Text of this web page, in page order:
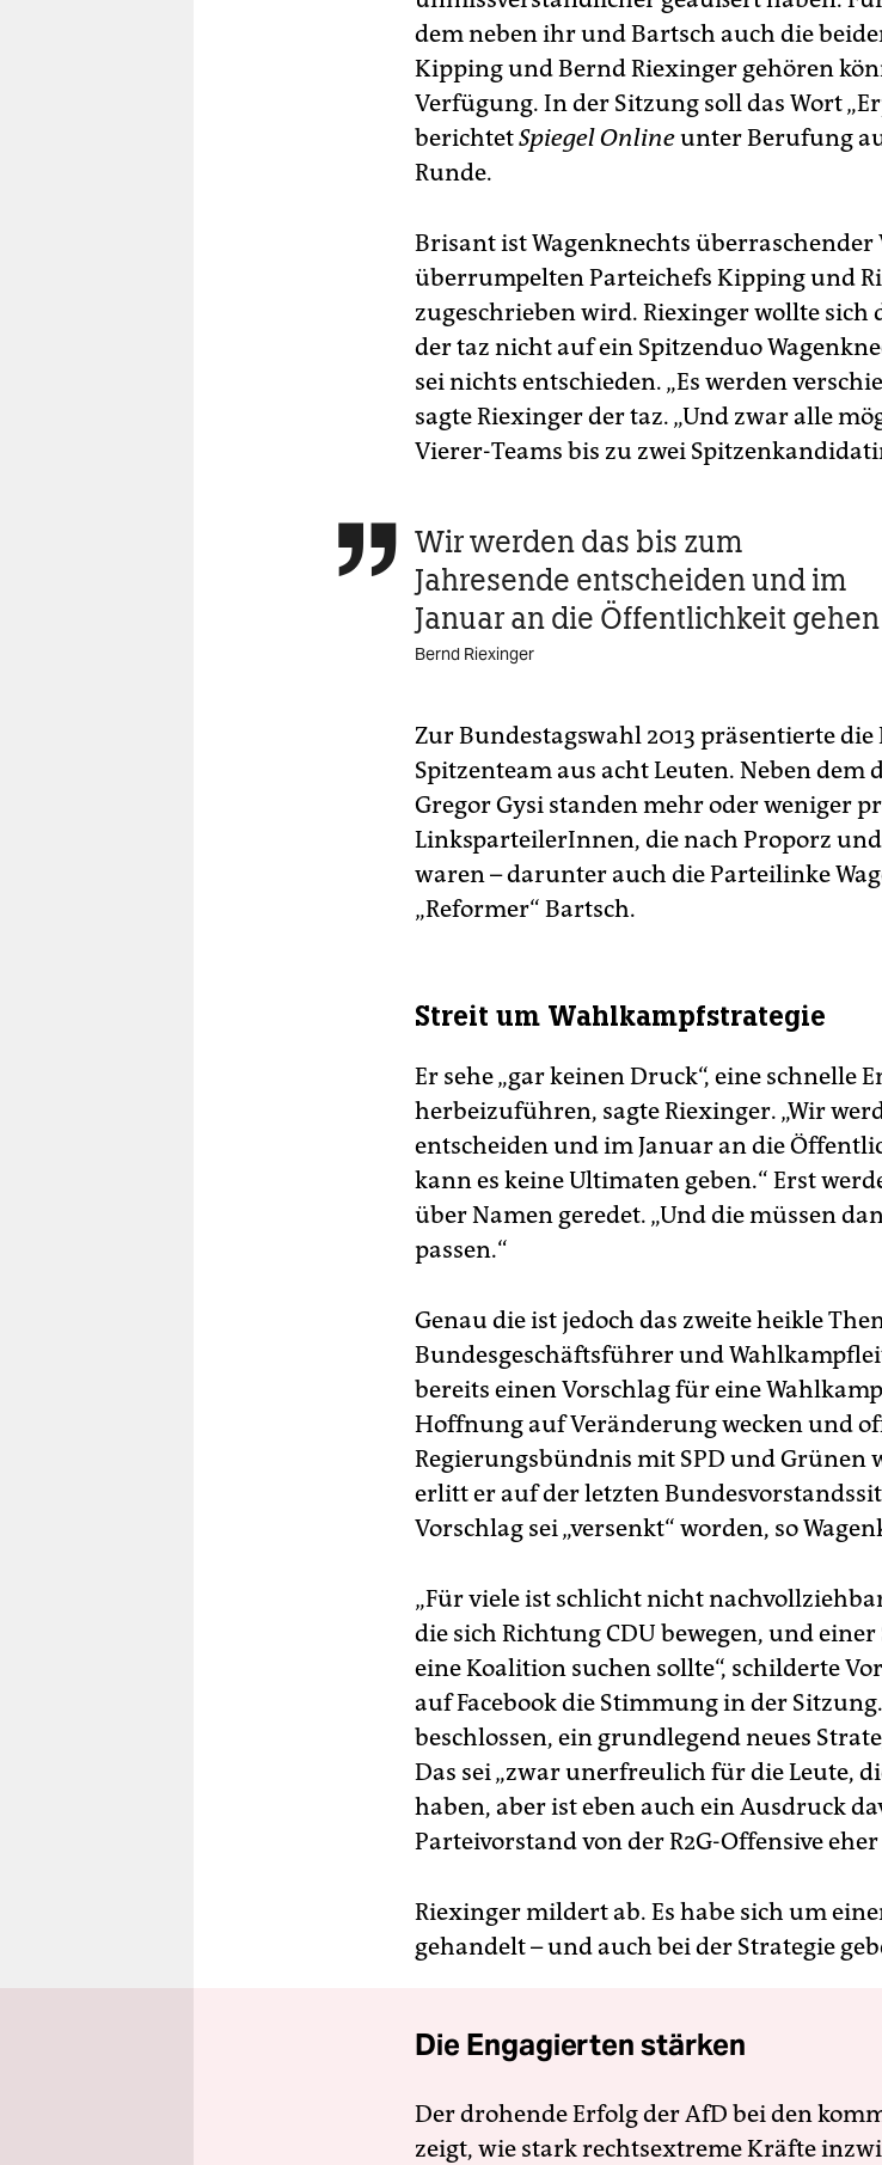
dem neben ihr und Bartsch auch die
Kipping und Bernd Riexinger gehören
Verfügung. In der Sitzung soll das Wort
berichtetSpiegel Onlineunter Berufung
Runde.
Brisant ist Wagenknechts überraschender
überrumpelten Parteichefs Kipping und
zugeschrieben wird. Riexinger wollte sich
der taz nicht auf ein Spitzenduo
sei nichts entschieden. „Es werden
sagte Riexinger der taz. „Und zwar alle
Vierer-Teams bis zu zwei
 Wir werden das bis zum
Jahresende entscheiden und im
Januar an die Öffentlichkeit gehen
Bernd Riexinger
Zur Bundestagswahl 2013 präsentierte
Spitzenteam aus acht Leuten. Neben
Gregor Gysi standen mehr oder weniger
LinksparteilerInnen, die nach Proporz
waren – darunter auch die Parteilinke
„Reformer“ Bartsch.
Streit um Wahlkampfstrategie
Er sehe „gar keinen Druck“, eine schnelle
herbeizuführen, sagte Riexinger. „Wir
entscheiden und im Januar an die
kann es keine Ultimaten geben.“ Erst
über Namen geredet. „Und die müssen
passen.“
Genau die ist jedoch das zweite heikle
Bundesgeschäftsführer und
bereits einen Vorschlag für eine
Hoffnung auf Veränderung wecken und
Regierungsbündnis mit SPD und Grünen
erlitt er auf der letzten
Vorschlag sei „versenkt“ worden, so
„Für viele ist schlicht nicht
die sich Richtung CDU bewegen, und
eine Koalition suchen sollte“, schilderte
auf Facebook die Stimmung in der
beschlossen, ein grundlegend neues
Das sei „zwar unerfreulich für die Leute,
haben, aber ist eben auch ein Ausdruck
Parteivorstand von der R2G-Offensive
Riexinger mildert ab. Es habe sich um
gehandelt – und auch bei der Strategie
Die Engagierten stärken
Der drohende Erfolg der AfD bei den
zeigt, wie stark rechtsextreme Kräfte